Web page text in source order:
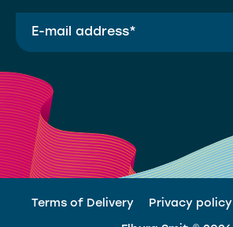
Terms of Delivery Privacy policy